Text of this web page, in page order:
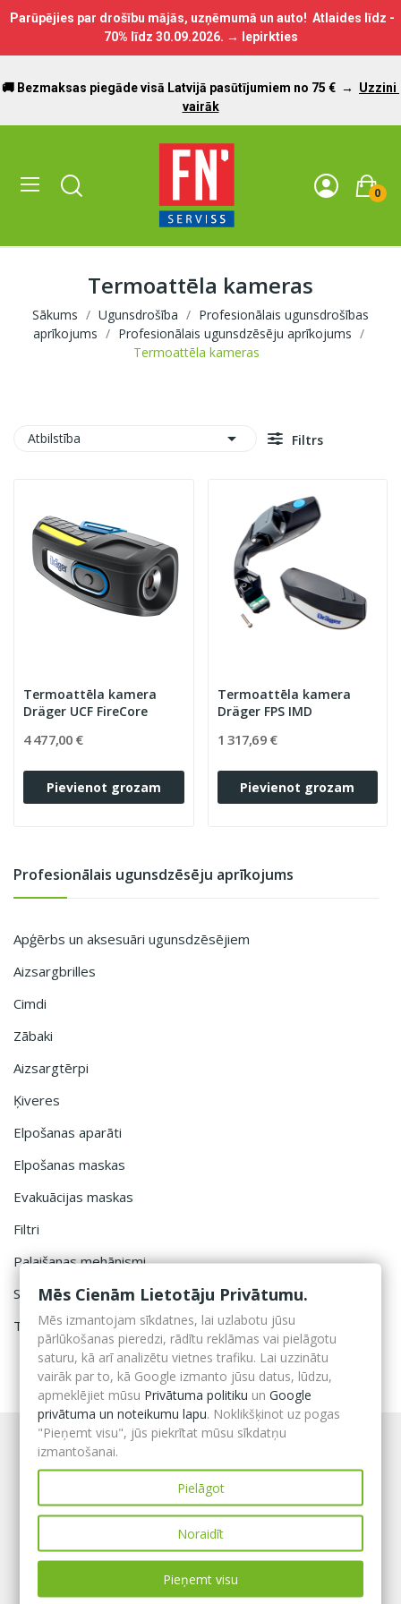
Parūpējies par drošību mājās, uzņēmumā un auto! Atlaides līdz -
70% līdz 30.09.2026. → Iepirkties
🚚 Bezmaksas piegāde visā Latvijā pasūtījumiem no 75 € → Uzzini
vairāk
0
Termoattēla kameras
Sākums Ugunsdrošība
Profesionālais ugunsdrošības
aprīkojums
Profesionālais ugunsdzēsēju aprīkojums
Termoattēla kameras
Profesionālais ugunsdzēsēju aprīkojums
Apģērbs un aksesuāri ugunsdzēsējiem
Aizsargbrilles
Cimdi
Zābaki
Aizsargtērpi
Ķiveres
Elpošanas aparāti
Elpošanas maskas
Evakuācijas maskas
Filtri
Palaišanas mehānismi
Saspiestā gaisa baloni
Termoattēla kameras
Atbilstība  Filtrs
Termoattēla kamera
Dräger UCF FireCore
4 477,00 €
Pievienot grozam
Termoattēla kamera
Dräger FPS IMD
1 317,69 €
Pievienot grozam
Mēs Cienām Lietotāju Privātumu.
Mēs izmantojam sīkdatnes, lai uzlabotu jūsu
pārlūkošanas pieredzi, rādītu reklāmas vai pielāgotu
saturu, kā arī analizētu vietnes trafiku. Lai uzzinātu
vairāk par to, kā Google izmanto jūsu datus, lūdzu,
apmeklējiet mūsu Privātuma politiku unGoogle
privātuma un noteikumu lapu. Noklikšķinot uz pogas
"Pieņemt visu", jūs piekrītat mūsu sīkdatņu
izmantošanai.
Pielāgot
Noraidīt
Pieņemt visu